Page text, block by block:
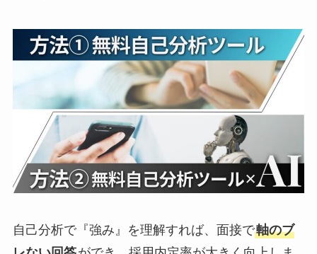
自己分析で『強み』を理解すれば、面接で軸のブ